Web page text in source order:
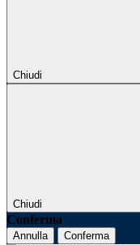
Chiudi
Chiudi
Conferma
Annulla Conferma